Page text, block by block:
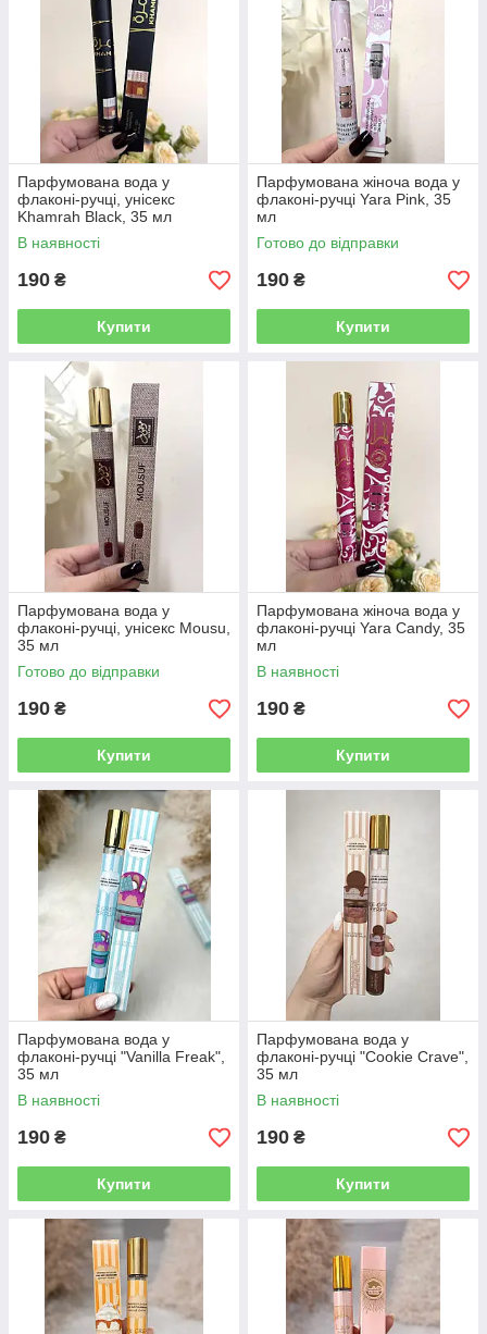
Парфумована вода у
флаконі-ручці, унісекс
Khamrah Black, 35 мл
В наявності
190 ₴
Купити
Парфумована жіноча вода у
флаконі-ручці Yara Pink, 35
мл
Готово до відправки
190 ₴
Купити
Парфумована вода у
флаконі-ручці, унісекс Mousu,
35 мл
Готово до відправки
190 ₴
Купити
Парфумована жіноча вода у
флаконі-ручці Yara Candy, 35
мл
В наявності
190 ₴
Купити
Парфумована вода у
флаконі-ручці "Vanilla Freak",
35 мл
В наявності
190 ₴
Купити
Парфумована вода у
флаконі-ручці "Cookie Crave",
35 мл
В наявності
190 ₴
Купити